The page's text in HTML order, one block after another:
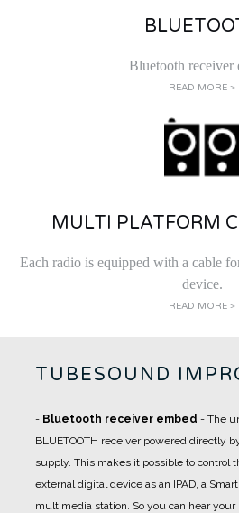
Bluetooth receiver
READ MORE >
MULTI PLATFORM
Each radio is equipped with a cable
device.
READ MORE >
TUBESOUND
- Bluetooth receiver embed - The
BLUETOOTH receiver powered directly
supply. This makes it possible to control
external digital device as an IPAD, a
multimedia station. So you can hear